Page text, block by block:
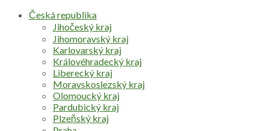
Česká republika
Jihočeský kraj
Jihomoravský kraj
Karlovarský kraj
Královéhradecký kraj
Liberecký kraj
Moravskoslezský kraj
Olomoucký kraj
Pardubický kraj
Plzeňský kraj